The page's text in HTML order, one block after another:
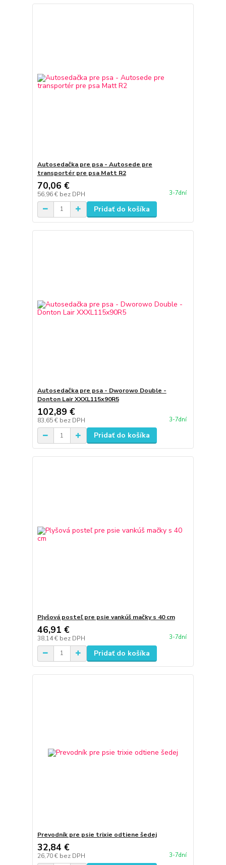
Autosedačka pre psa - Autosede pre
transportér pre psa Matt R2
70,06 €
56,96 € bez DPH 3-7dní
Pridať do košíka
Autosedačka pre psa - Dworowo Double -
Donton Lair XXXL115x90R5
102,89 €
83,65 € bez DPH 3-7dní
Pridať do košíka
Plyšová posteľ pre psie vankúš mačky s 40 cm
46,91 €
38,14 € bez DPH 3-7dní
Pridať do košíka
Prevodník pre psie trixie odtiene šedej
32,84 €
26,70 € bez DPH 3-7dní